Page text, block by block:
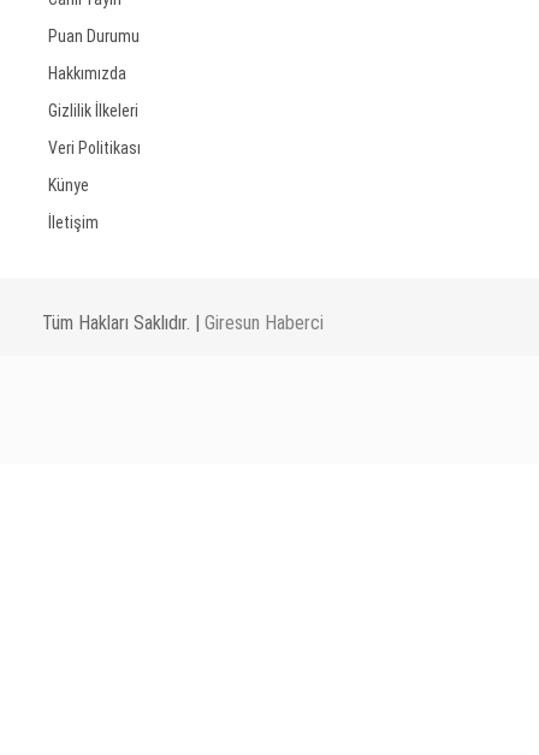
Puan Durumu
Hakkımızda
Gizlilik İlkeleri
Veri Politikası
Künye
İletişim
Tüm Hakları Saklıdır. | Giresun Haberci